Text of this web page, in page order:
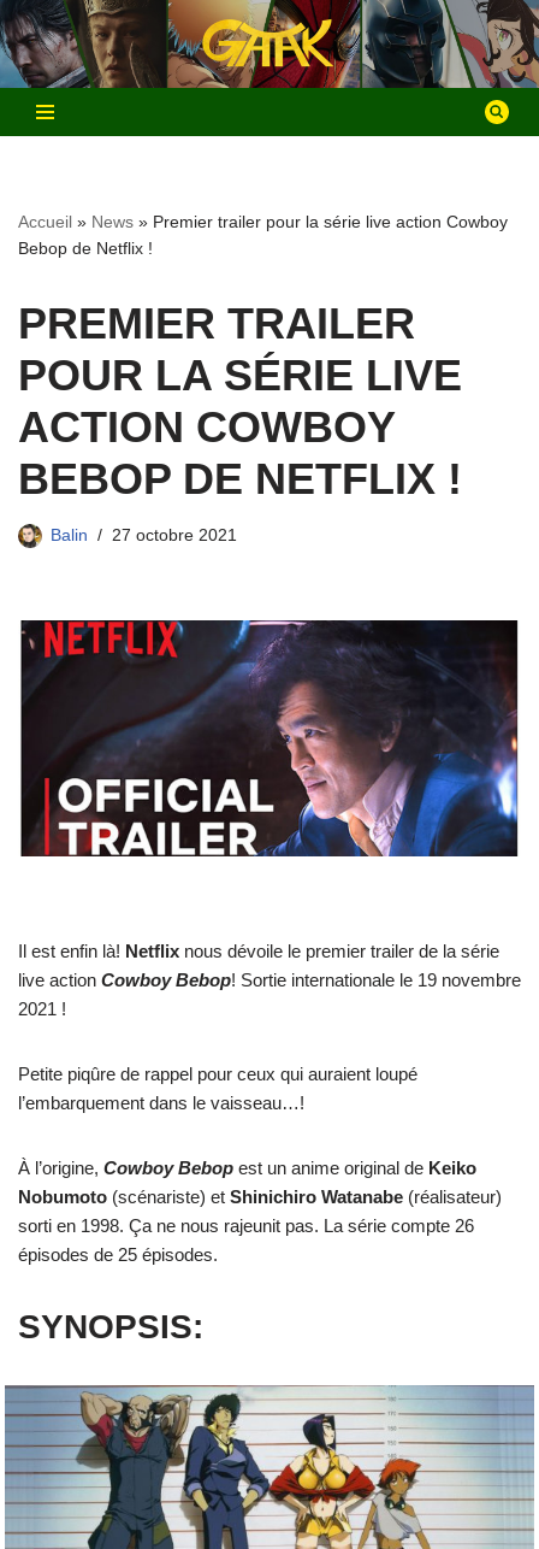
Aller
au
contenu
Accueil » News » Premier trailer pour la série live action Cowboy
Bebop de Netflix !
PREMIER TRAILER
POUR LA SÉRIE LIVE
ACTION COWBOY
BEBOP DE NETFLIX !
Balin 27 octobre 2021
Il est enfin là! Netflix nous dévoile le premier trailer de la série
live action Cowboy Bebop! Sortie internationale le 19 novembre
2021 !
Petite piqûre de rappel pour ceux qui auraient loupé
l’embarquement dans le vaisseau…!
À l’origine, Cowboy Bebop est un anime original de Keiko
Nobumoto (scénariste) et Shinichiro Watanabe (réalisateur)
sorti en 1998. Ça ne nous rajeunit pas. La série compte 26
épisodes de 25 épisodes.
SYNOPSIS: